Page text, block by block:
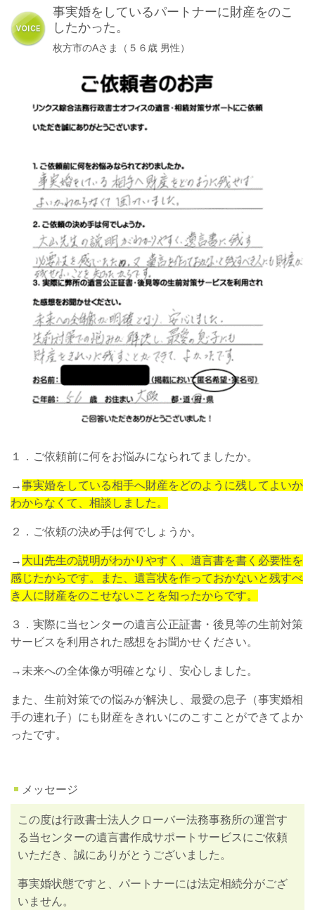
事実婚をしているパートナーに財産をのこ
したかった。
枚方市のAさま（５６歳 男性）
１．ご依頼前に何をお悩みになられてましたか。
→事実婚をしている相手へ財産をどのように残してよいか
わからなくて、相談しました。
２．ご依頼の決め手は何でしょうか。
→ 大山先生の説明がわかりやすく、遺言書を書く必要性を
感じたからです。また、遺言状を作っておかないと残すべ
き人に財産をのこせないことを知ったからです。
３．実際に当センターの遺言公正証書・後見等の生前対策
サービスを利用された感想をお聞かせください。
→未来への全体像が明確となり、安心しました。
また、生前対策での悩みが解決し、最愛の息子（事実婚相
手の連れ子）にも財産をきれいにのこすことができてよか
ったです。
メッセージ
この度は行政書士法人クローバー法務事務所の運営す
る当センターの遺言書作成サポートサービスにご依頼
いただき、誠にありがとうございました。
事実婚状態ですと、パートナーには法定相続分がござ
いません。